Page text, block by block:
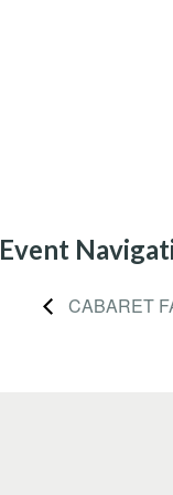
Event
CABARET